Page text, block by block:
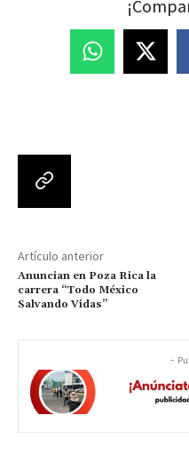
Artículo anterior
Anuncian en Poza Rica la
carrera “Todo México
Salvando Vidas”
-